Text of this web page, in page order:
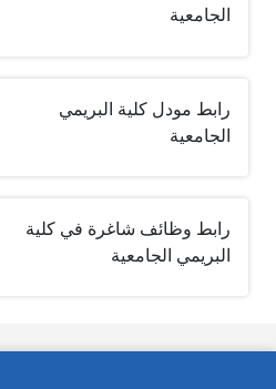
الجامعية
رابط مودل كلية البريمي
الجامعية
رابط وظائف شاغرة في كلية
البريمي الجامعية